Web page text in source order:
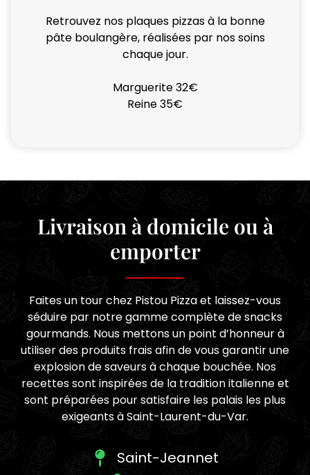
Retrouvez nos plaques pizzas à la bonne
pâte boulangère, réalisées par nos soins
chaque jour.
Marguerite 32€
Reine 35€
Livraison à domicile ou à
emporter
Faites un tour chez Pistou Pizza et laissez-vous
séduire par notre gamme complète de snacks
gourmands. Nous mettons un point d’honneur à
utiliser des produits frais afin de vous garantir une
explosion de saveurs à chaque bouchée. Nos
recettes sont inspirées de la tradition italienne et
sont préparées pour satisfaire les palais les plus
exigeants à Saint-Laurent-du-Var.
Saint-Jeannet